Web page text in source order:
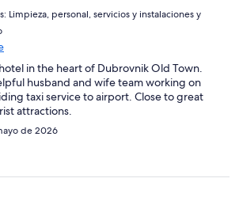
Limpieza, personal, servicios y instalaciones y
in the heart of Dubrovnik Old Town.
husband and wife team working on
taxi service to airport. Close to great
attractions.
de 2026